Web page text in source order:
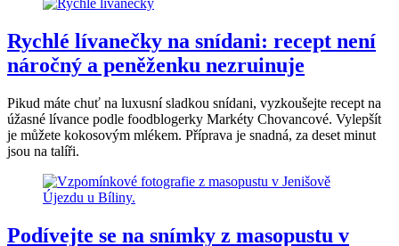
Rychlé lívanečky na snídani: recept není
náročný a peněženku nezruinuje
Pikud máte chuť na luxusní sladkou snídani, vyzkoušejte recept na
úžasné lívance podle foodblogerky Markéty Chovancové. Vylepšít
je můžete kokosovým mlékem. Příprava je snadná, za deset minut
jsou na talíři.
Podívejte se na snímky z masopustu v